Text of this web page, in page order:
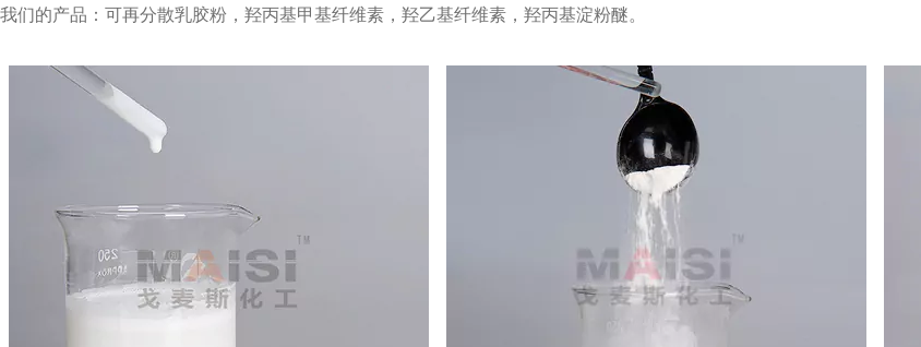
我们的产品：可再分散乳胶粉，羟丙基甲基纤维素，羟乙基纤维素，羟丙基淀粉醚。